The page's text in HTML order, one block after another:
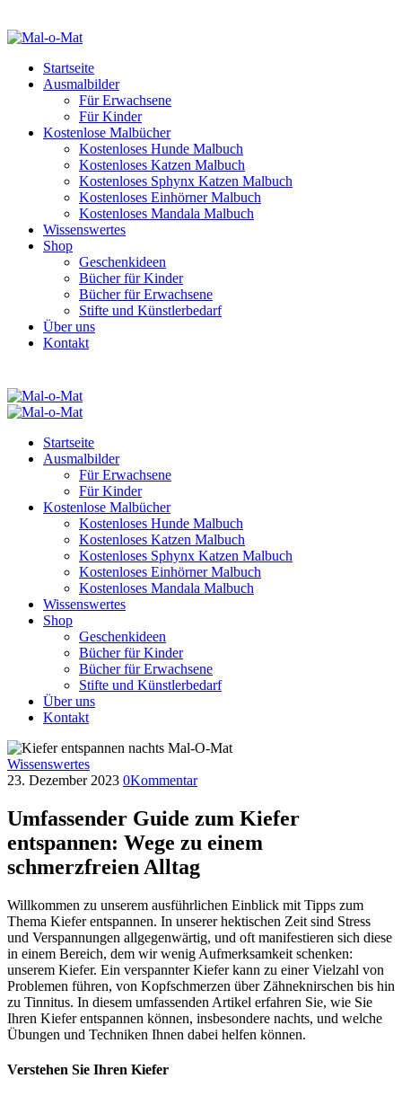
Startseite
Ausmalbilder
Für Erwachsene
Für Kinder
Kostenlose Malbücher
Kostenloses Hunde Malbuch
Kostenloses Katzen Malbuch
Kostenloses Sphynx Katzen Malbuch
Kostenloses Einhörner Malbuch
Kostenloses Mandala Malbuch
Wissenswertes
Shop
Geschenkideen
Bücher für Kinder
Bücher für Erwachsene
Stifte und Künstlerbedarf
Über uns
Kontakt
Startseite
Ausmalbilder
Für Erwachsene
Für Kinder
Kostenlose Malbücher
Kostenloses Hunde Malbuch
Kostenloses Katzen Malbuch
Kostenloses Sphynx Katzen Malbuch
Kostenloses Einhörner Malbuch
Kostenloses Mandala Malbuch
Wissenswertes
Shop
Geschenkideen
Bücher für Kinder
Bücher für Erwachsene
Stifte und Künstlerbedarf
Über uns
Kontakt
Wissenswertes
23. Dezember 2023 0Kommentar
Umfassender Guide zum Kiefer
entspannen: Wege zu einem
schmerzfreien Alltag
Willkommen zu unserem ausführlichen Einblick mit Tipps zum
Thema Kiefer entspannen. In unserer hektischen Zeit sind Stress
und Verspannungen allgegenwärtig, und oft manifestieren sich diese
in einem Bereich, dem wir wenig Aufmerksamkeit schenken:
unserem Kiefer. Ein verspannter Kiefer kann zu einer Vielzahl von
Problemen führen, von Kopfschmerzen über Zähneknirschen bis hin
zu Tinnitus. In diesem umfassenden Artikel erfahren Sie, wie Sie
Ihren Kiefer entspannen können, insbesondere nachts, und welche
Übungen und Techniken Ihnen dabei helfen können.
Verstehen Sie Ihren Kiefer